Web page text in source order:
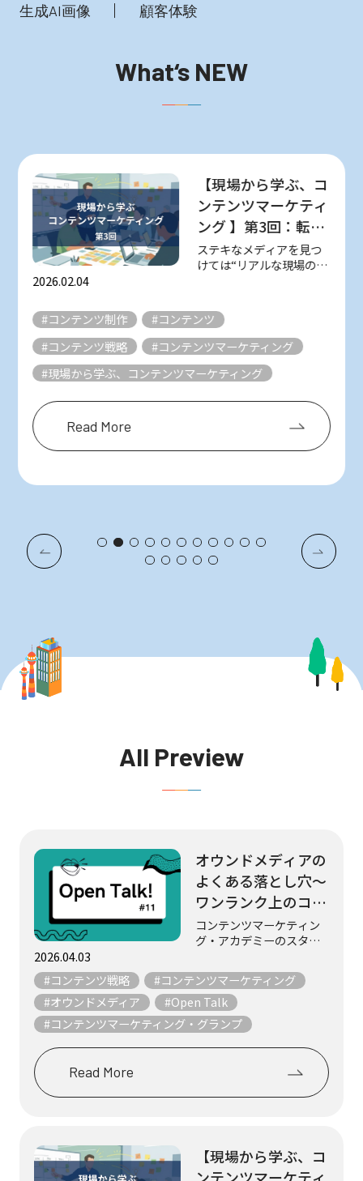
生成AI画像
顧客体験
What‘s NEW
2026.02.04
【現場から学ぶ、コ
ンテンツマーケティ
ング 】第3回：転職
をゴールにしない！
やさしくて丁寧な求
事百貨』（シゴトヒ
ト）
ステキなメディアを見つ
けては“リアルな現場の知
学ぶ、コンテンツマーケ
ティング」。 様々なメデ
ィアは数多ある星のよう
なもの。 そんな数え切れ
ないほどの星の...
#コンテンツ制作
#コンテンツ
#コンテンツ戦略
#コンテンツマーケティング
#現場から学ぶ、コンテンツマーケティング
Read More
All Preview
2026.04.03
オウンドメディアの
よくある落とし穴～
ワンランク上のコン
テンツマーケティン
グを目指して～
コンテンツマーケティン
グ・アカデミーのスタッ
やコンテンツにまつわる
テーマについて、気まま
にフリートークします。
「コンテンツマーケティ
ング・グランプリ2025」
の審査を通じて、...
#コンテンツ戦略
#コンテンツマーケティング
#オウンドメディア
#Open Talk
#コンテンツマーケティング・グランプ
Read More
【現場から学ぶ、コ